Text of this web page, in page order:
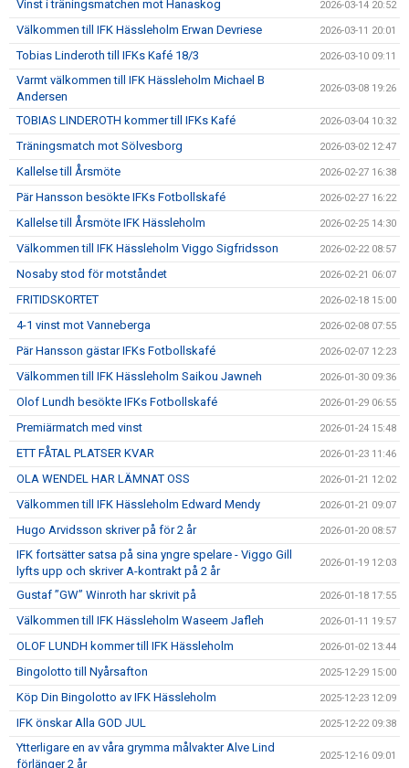
Vinst i träningsmatchen mot Hanaskog 2026-03-14 20:52
Välkommen till IFK Hässleholm Erwan Devriese 2026-03-11 20:01
Tobias Linderoth till IFKs Kafé 18/3 2026-03-10 09:11
Varmt välkommen till IFK Hässleholm Michael B
Andersen
2026-03-08 19:26
TOBIAS LINDEROTH kommer till IFKs Kafé 2026-03-04 10:32
Träningsmatch mot Sölvesborg 2026-03-02 12:47
Kallelse till Årsmöte 2026-02-27 16:38
Pär Hansson besökte IFKs Fotbollskafé 2026-02-27 16:22
Kallelse till Årsmöte IFK Hässleholm 2026-02-25 14:30
Välkommen till IFK Hässleholm Viggo Sigfridsson 2026-02-22 08:57
Nosaby stod för motståndet 2026-02-21 06:07
FRITIDSKORTET 2026-02-18 15:00
4-1 vinst mot Vanneberga 2026-02-08 07:55
Pär Hansson gästar IFKs Fotbollskafé 2026-02-07 12:23
Välkommen till IFK Hässleholm Saikou Jawneh 2026-01-30 09:36
Olof Lundh besökte IFKs Fotbollskafé 2026-01-29 06:55
Premiärmatch med vinst 2026-01-24 15:48
ETT FÅTAL PLATSER KVAR 2026-01-23 11:46
OLA WENDEL HAR LÄMNAT OSS 2026-01-21 12:02
Välkommen till IFK Hässleholm Edward Mendy 2026-01-21 09:07
Hugo Arvidsson skriver på för 2 år 2026-01-20 08:57
IFK fortsätter satsa på sina yngre spelare - Viggo Gill
lyfts upp och skriver A-kontrakt på 2 år
2026-01-19 12:03
Gustaf ”GW” Winroth har skrivit på 2026-01-18 17:55
Välkommen till IFK Hässleholm Waseem Jafleh 2026-01-11 19:57
OLOF LUNDH kommer till IFK Hässleholm 2026-01-02 13:44
Bingolotto till Nyårsafton 2025-12-29 15:00
Köp Din Bingolotto av IFK Hässleholm 2025-12-23 12:09
IFK önskar Alla GOD JUL 2025-12-22 09:38
Ytterligare en av våra grymma målvakter Alve Lind
förlänger 2 år
2025-12-16 09:01